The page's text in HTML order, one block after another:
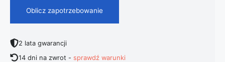
Oblicz zapotrzebowanie
2 lata gwarancji
14 dni na zwrot -sprawdź warunki